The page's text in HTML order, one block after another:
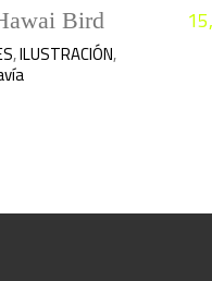
Bird
,ILUSTRACIÓN,